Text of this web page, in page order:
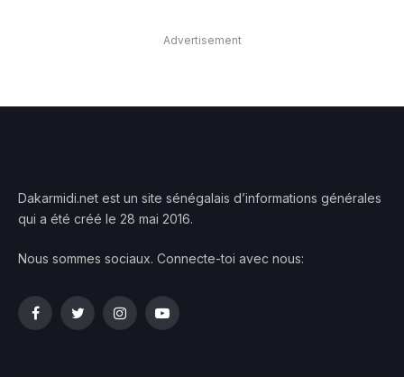
Advertisement
Dakarmidi.net est un site sénégalais d’informations générales
qui a été créé le 28 mai 2016.
Nous sommes sociaux. Connecte-toi avec nous:
FacebookTwitterInstagramYouTube